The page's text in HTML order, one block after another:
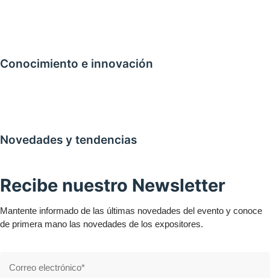
Conocimiento e innovación
Novedades y tendencias
Recibe nuestro Newsletter
Mantente informado de las últimas novedades del evento y conoce
de primera mano las novedades de los expositores.